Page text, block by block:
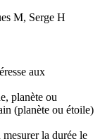
M, Serge H
aux
planète ou
(planète ou étoile)
la durée le